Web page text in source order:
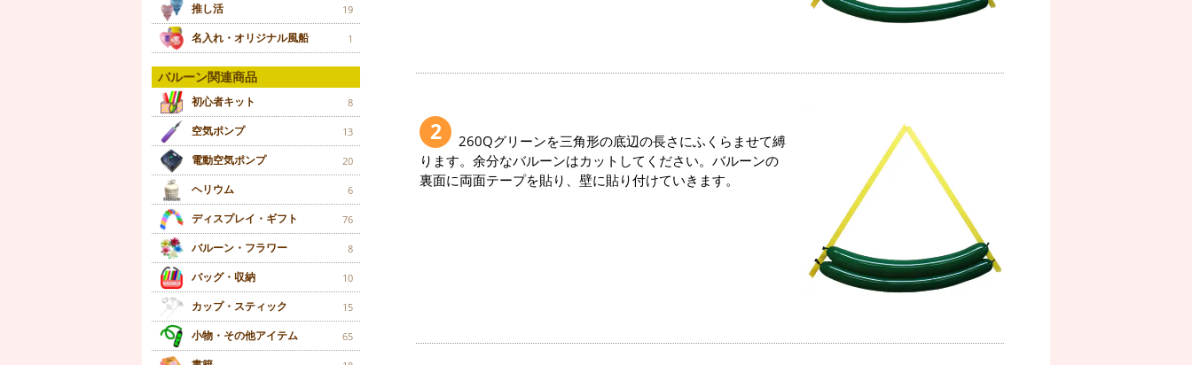
推し活 19
名入れ・オリジナル風船 1
バルーン関連商品
初心者キット 8
空気ポンプ 13
電動空気ポンプ 20
ヘリウム 6
ディスプレイ・ギフト 76
バルーン・フラワー 8
バッグ・収納 10
カップ・スティック 15
小物・その他アイテム 65
2
260Qグリーンを三角形の底辺の長さにふくらませて縛
ります。余分なバルーンはカットしてください。バルーンの
裏面に両面テープを貼り、壁に貼り付けていきます。